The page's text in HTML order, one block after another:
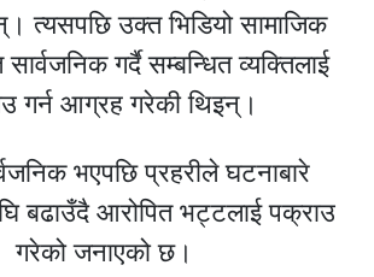
त्यसपछि उक्त भिडियो सामाजिक
गर्दै सम्बन्धित व्यक्तिलाई
गर्न आग्रह गरेकी थिइन्।
भएपछि प्रहरीले घटनाबारे
बढाउँदै आरोपित भट्टलाई पक्राउ
गरेको जनाएको छ।